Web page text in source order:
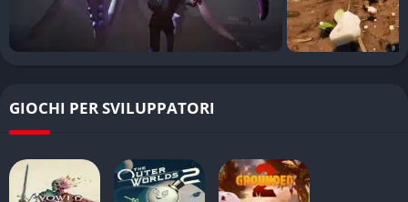
Sistema survival stratificato con numerose possibilità di
Ambientazione originale che trasforma un giardino comune
❌ Contro
GIOCHI PER SVILUPPATORI